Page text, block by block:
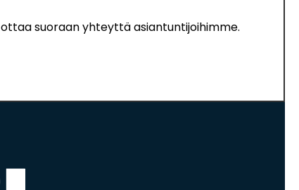
suoraan yhteyttä asiantuntijoihimme.